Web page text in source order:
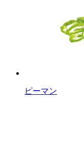
ピーマン